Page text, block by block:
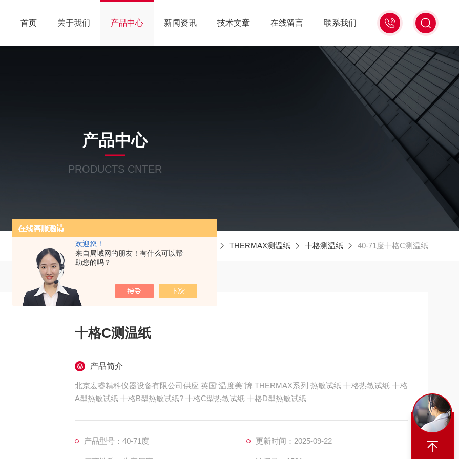
欢迎您！
来自局域网的朋友！有什么可以帮
助您的吗？
13439477936
首页 关于我们 产品中心 新闻资讯 技术文章 在线留言 联系我们
产品中心
PRODUCTS CNTER
THERMAX测温纸 十格测温纸 40-71度十格C测温纸
十格C测温纸
产品简介
北京宏睿精科仪器设备有限公司供应 英国“温度美"牌 THERMAX系列 热敏试纸 十格热敏试纸 十格
A型热敏试纸 十格B型热敏试纸? 十格C型热敏试纸 十格D型热敏试纸
产品型号：40-71度 更新时间：2025-09-22